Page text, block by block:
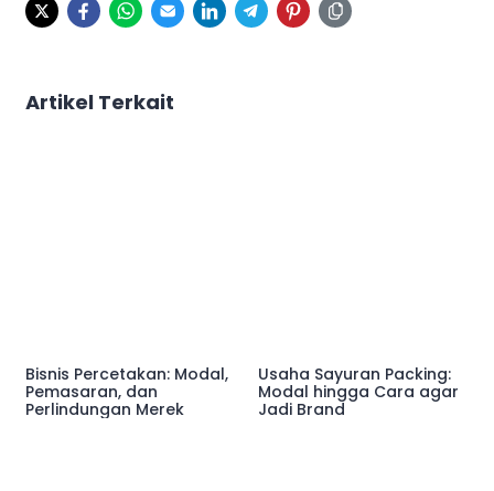
Artikel Terkait
Bisnis Percetakan: Modal,
Pemasaran, dan
Perlindungan Merek
Usaha Sayuran Packing:
Modal hingga Cara agar
Jadi Brand